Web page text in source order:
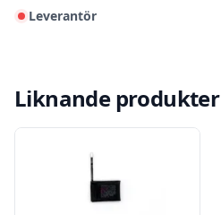
Leverantör
Liknande produkter